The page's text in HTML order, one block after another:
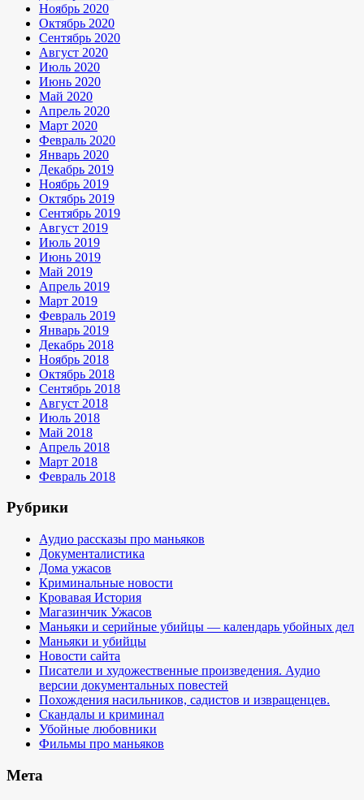
Ноябрь 2020
Октябрь 2020
Сентябрь 2020
Август 2020
Июль 2020
Июнь 2020
Май 2020
Апрель 2020
Март 2020
Февраль 2020
Январь 2020
Декабрь 2019
Ноябрь 2019
Октябрь 2019
Сентябрь 2019
Август 2019
Июль 2019
Июнь 2019
Май 2019
Апрель 2019
Март 2019
Февраль 2019
Январь 2019
Декабрь 2018
Ноябрь 2018
Октябрь 2018
Сентябрь 2018
Август 2018
Июль 2018
Май 2018
Апрель 2018
Март 2018
Февраль 2018
Рубрики
Аудио рассказы про маньяков
Документалистика
Дома ужасов
Криминальные новости
Кровавая История
Магазинчик Ужасов
Маньяки и серийные убийцы — календарь убойных дел
Маньяки и убийцы
Новости сайта
Писатели и художественные произведения. Аудио
версии документальных повестей
Похождения насильников, садистов и извращенцев.
Скандалы и криминал
Убойные любовники
Фильмы про маньяков
Мета